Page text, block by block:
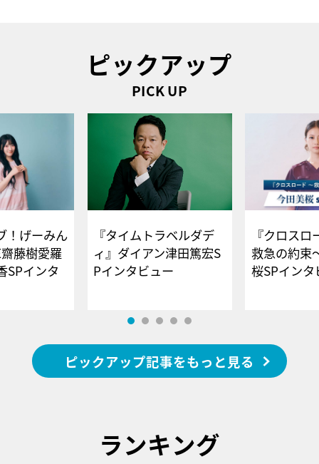
ピックアップ
PICK UP
！げーみん
藤樹愛羅
SPインタ
『タイムトラベルダデ
ィ』ダイアン津田篤宏S
Pインタビュー
『クロス
救急の約束
桜SPイ
ピックアップ記事をもっと見る
ランキング